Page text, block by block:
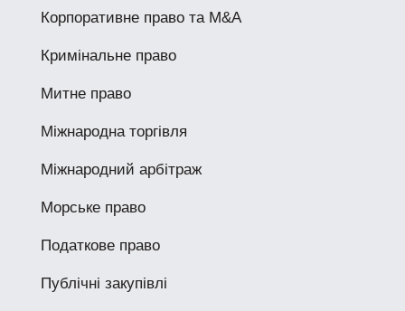
Корпоративне право та M&A
Кримінальне право
Митне право
Міжнародна торгівля
Міжнародний арбітраж
Морське право
Податкове право
Публічні закупівлі